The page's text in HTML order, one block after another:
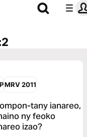
MRV 2011
tany ianareo,
ny feoko
izao?